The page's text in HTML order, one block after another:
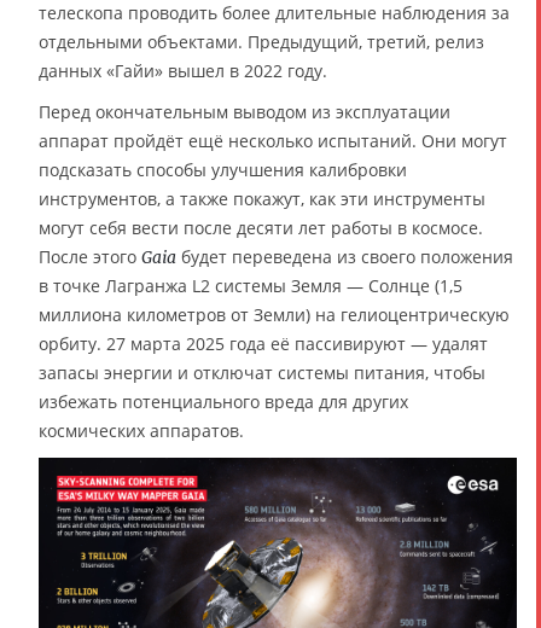
телескопа проводить более длительные наблюдения за
отдельными объектами. Предыдущий, третий, релиз
данных «Гайи» вышел в 2022 году.
Перед окончательным выводом из эксплуатации
аппарат пройдёт ещё несколько испытаний. Они могут
подсказать способы улучшения калибровки
инструментов, а также покажут, как эти инструменты
могут себя вести после десяти лет работы в космосе.
После этого Gaia будет переведена из своего положения
в точке Лагранжа L2 системы Земля — Солнце (1,5
миллиона километров от Земли) на гелиоцентрическую
орбиту. 27 марта 2025 года её пассивируют — удалят
запасы энергии и отключат системы питания, чтобы
избежать потенциального вреда для других
космических аппаратов.